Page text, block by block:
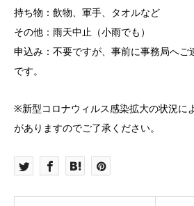
持ち物：飲物、軍手、タオルなど
その他：雨天中止（小雨でも）
申込み：不要ですが、事前に事務局へご
です。
※新型コロナウィルス感染拡大の状況に
がありますのでご了承ください。